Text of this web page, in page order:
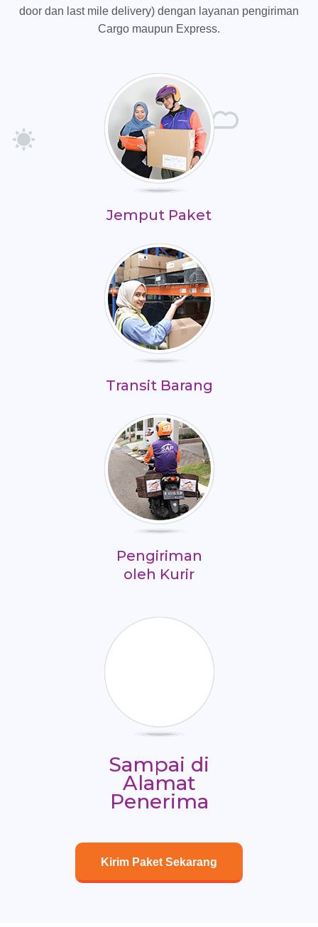
door dan last mile delivery) dengan layanan pengiriman
Cargo maupun Express.
Jemput Paket
Transit Barang
Pengiriman
oleh Kurir
Sampai di
Alamat
Penerima
Kirim Paket Sekarang